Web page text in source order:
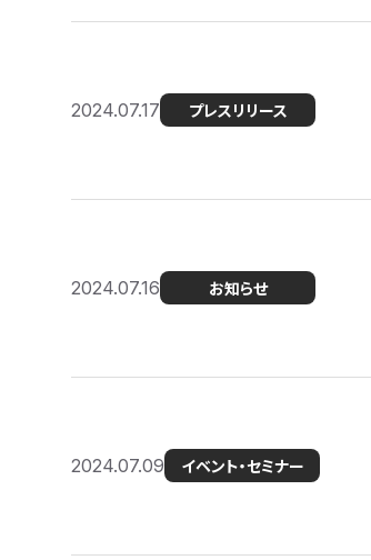
2024.07.17 プレスリリース
2024.07.16 お知らせ
2024.07.09 イベント・セミナー